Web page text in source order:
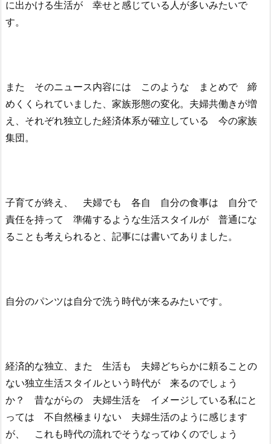
に出かける生活が 幸せと感じている人が多いみたいで
す。
また そのニュース内容には このような まとめで 締
めくくられていました、家族形態の変化。夫婦共働きが増
え、それぞれ独立した経済体系が確立している 今の家族
集団。
子育てが終え、 夫婦でも 各自 自分の食事は 自分で
責任を持って 準備するような生活スタイルが 普通にな
ることも考えられると、記事には書いてありました。
自分のパンツは自分で洗う時代が来るみたいです。
経済的な独立、また 生活も 夫婦どちらかに頼ることの
ない独立生活スタイルという時代が 来るのでしょう
か？ 昔ながらの 夫婦生活を イメージしている私にと
っては 不自然極まりない 夫婦生活のように感じます
が、 これも時代の流れでそうなってゆくのでしょう